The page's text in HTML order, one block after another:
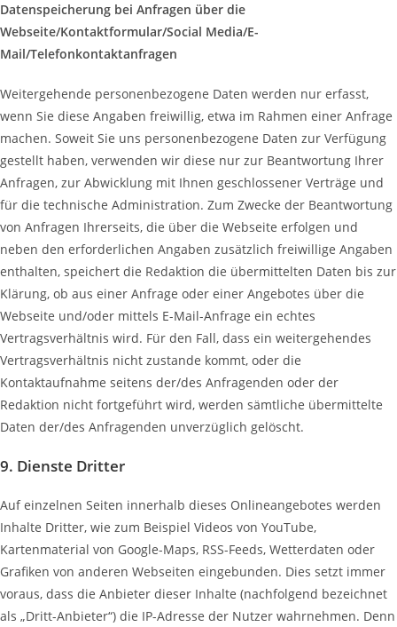
Datenspeicherung bei Anfragen über die
Webseite/Kontaktformular/Social Media/E-
Mail/Telefonkontaktanfragen
Weitergehende personenbezogene Daten werden nur erfasst,
wenn Sie diese Angaben freiwillig, etwa im Rahmen einer Anfrage
machen. Soweit Sie uns personenbezogene Daten zur Verfügung
gestellt haben, verwenden wir diese nur zur Beantwortung Ihrer
Anfragen, zur Abwicklung mit Ihnen geschlossener Verträge und
für die technische Administration. Zum Zwecke der Beantwortung
von Anfragen Ihrerseits, die über die Webseite erfolgen und
neben den erforderlichen Angaben zusätzlich freiwillige Angaben
enthalten, speichert die Redaktion die übermittelten Daten bis zur
Klärung, ob aus einer Anfrage oder einer Angebotes über die
Webseite und/oder mittels E-Mail-Anfrage ein echtes
Vertragsverhältnis wird. Für den Fall, dass ein weitergehendes
Vertragsverhältnis nicht zustande kommt, oder die
Kontaktaufnahme seitens der/des Anfragenden oder der
Redaktion nicht fortgeführt wird, werden sämtliche übermittelte
Daten der/des Anfragenden unverzüglich gelöscht.
9. Dienste Dritter
Auf einzelnen Seiten innerhalb dieses Onlineangebotes werden
Inhalte Dritter, wie zum Beispiel Videos von YouTube,
Kartenmaterial von Google-Maps, RSS-Feeds, Wetterdaten oder
Grafiken von anderen Webseiten eingebunden. Dies setzt immer
voraus, dass die Anbieter dieser Inhalte (nachfolgend bezeichnet
als „Dritt-Anbieter“) die IP-Adresse der Nutzer wahrnehmen. Denn